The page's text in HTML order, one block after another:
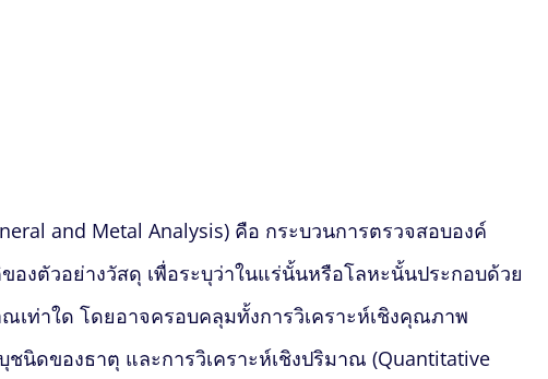
and Metal Analysis) คือ กระบวนการตรวจสอบองค์
งตัวอย่างวัสดุ เพื่อระบุว่าในแร่นั้นหรือโลหะนั้นประกอบด้วย
เท่าใด โดยอาจครอบคลุมทั้งการวิเคราะห์เชิงคุณภาพ
ชนิดของธาตุ และการวิเคราะห์เชิงปริมาณ (Quantitative